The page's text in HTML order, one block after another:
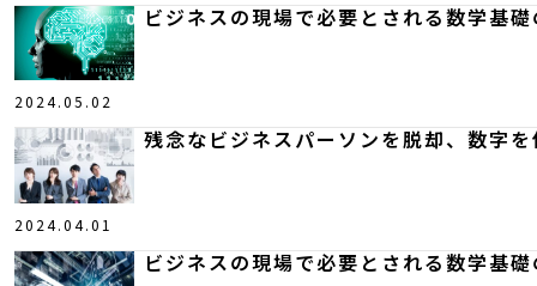
2024.05.02
ビジネスの現場で必要とされる数学基
2024.04.01
残念なビジネスパーソンを脱却、数字
ビジネスの現場で必要とされる数学基